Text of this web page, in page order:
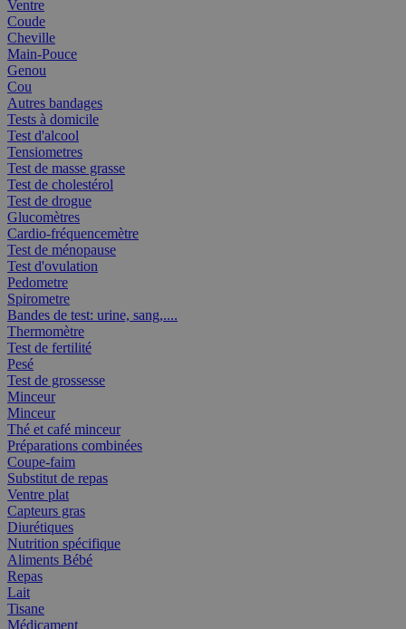
Ventre
Coude
Cheville
Main-Pouce
Genou
Cou
Autres bandages
Tests à domicile
Test d'alcool
Tensiometres
Test de masse grasse
Test de cholestérol
Test de drogue
Glucomètres
Cardio-fréquencemètre
Test de ménopause
Test d'ovulation
Pedometre
Spirometre
Bandes de test: urine, sang,....
Thermomètre
Test de fertilité
Pesé
Test de grossesse
Minceur
Minceur
Thé et café minceur
Préparations combinées
Coupe-faim
Substitut de repas
Ventre plat
Capteurs gras
Diurétiques
Nutrition spécifique
Aliments Bébé
Repas
Lait
Tisane
Médicament